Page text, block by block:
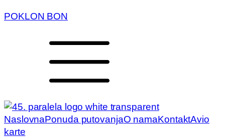
POKLON BON
NaslovnaPonuda putovanjaO namaKontaktAvio
karte